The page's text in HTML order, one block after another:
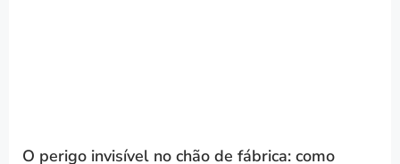
O perigo invisível no chão de fábrica: como